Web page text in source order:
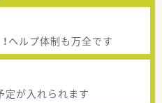
ヘルプ体制も万全です
定が入れられます